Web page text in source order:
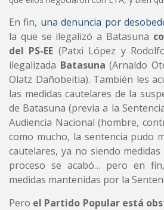
En fin, una denuncia por
la que se ilegalizó a Batasuna
del PS-EE (Patxi López y
ilegalizada Batasuna (Arnaldo
Olatz Dañobeitia). También les
las medidas cautelares de la
de Batasuna (previa a la
Audiencia Nacional (hombre,
como mucho, la sentencia pudo
cautelares, ya no siendo
proceso se acabó… pero en
medidas mantenidas por la
Pero el Partido Popular está